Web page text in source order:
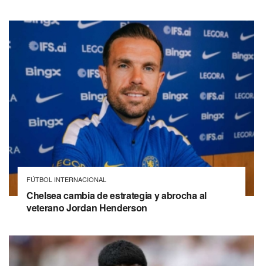
FÚTBOL INTERNACIONAL
Chelsea cambia de estrategia y abrocha al
veterano Jordan Henderson